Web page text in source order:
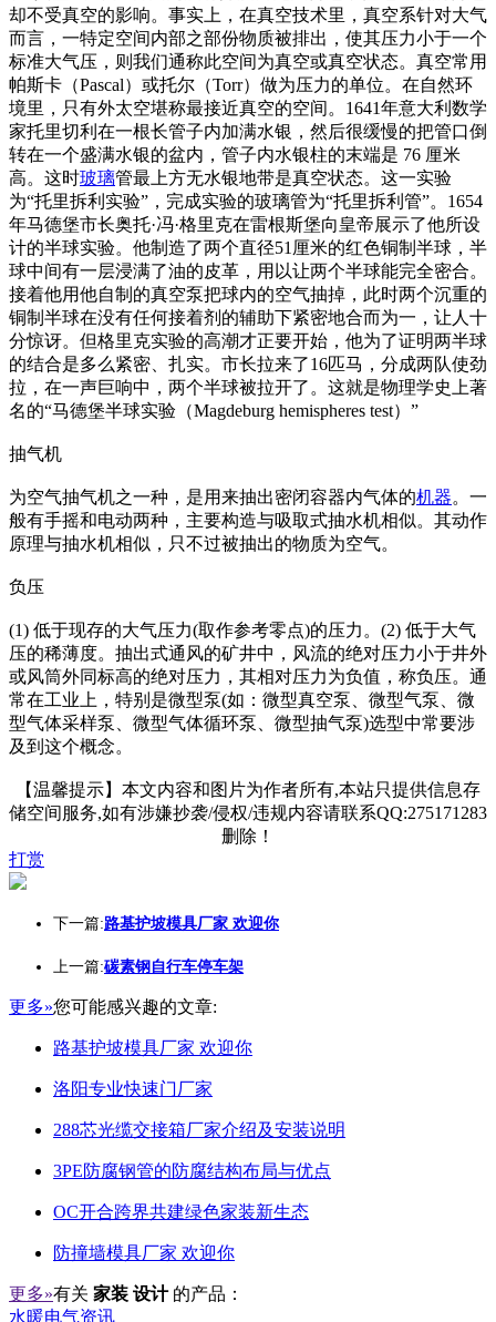
却不受真空的影响。事实上，在真空技术里，真空系针对大气
而言，一特定空间内部之部份物质被排出，使其压力小于一个
标准大气压，则我们通称此空间为真空或真空状态。真空常用
帕斯卡（Pascal）或托尔（Torr）做为压力的单位。在自然环
境里，只有外太空堪称最接近真空的空间。1641年意大利数学
家托里切利在一根长管子内加满水银，然后很缓慢的把管口倒
转在一个盛满水银的盆内，管子内水银柱的末端是 76 厘米
高。这时玻璃管最上方无水银地带是真空状态。这一实验
为“托里拆利实验”，完成实验的玻璃管为“托里拆利管”。1654
年马德堡市长奥托·冯·格里克在雷根斯堡向皇帝展示了他所设
计的半球实验。他制造了两个直径51厘米的红色铜制半球，半
球中间有一层浸满了油的皮革，用以让两个半球能完全密合。
接着他用他自制的真空泵把球内的空气抽掉，此时两个沉重的
铜制半球在没有任何接着剂的辅助下紧密地合而为一，让人十
分惊讶。但格里克实验的高潮才正要开始，他为了证明两半球
的结合是多么紧密、扎实。市长拉来了16匹马，分成两队使劲
拉，在一声巨响中，两个半球被拉开了。这就是物理学史上著
名的“马德堡半球实验（Magdeburg hemispheres test）”
抽气机
为空气抽气机之一种，是用来抽出密闭容器内气体的机器。一
般有手摇和电动两种，主要构造与吸取式抽水机相似。其动作
原理与抽水机相似，只不过被抽出的物质为空气。
负压
(1) 低于现存的大气压力(取作参考零点)的压力。(2) 低于大气
压的稀薄度。抽出式通风的矿井中，风流的绝对压力小于井外
或风筒外同标高的绝对压力，其相对压力为负值，称负压。通
常在工业上，特别是微型泵(如：微型真空泵、微型气泵、微
型气体采样泵、微型气体循环泵、微型抽气泵)选型中常要涉
及到这个概念。
【温馨提示】本文内容和图片为作者所有,本站只提供信息存
储空间服务,如有涉嫌抄袭/侵权/违规内容请联系QQ:275171283
删除！
打赏
下一篇:路基护坡模具厂家 欢迎你
上一篇:碳素钢自行车停车架
更多»您可能感兴趣的文章:
路基护坡模具厂家 欢迎你
洛阳专业快速门厂家
288芯光缆交接箱厂家介绍及安装说明
3PE防腐钢管的防腐结构布局与优点
OC开合跨界共建绿色家装新生态
防撞墙模具厂家 欢迎你
更多»有关 家装 设计 的产品：
水暖电气资讯